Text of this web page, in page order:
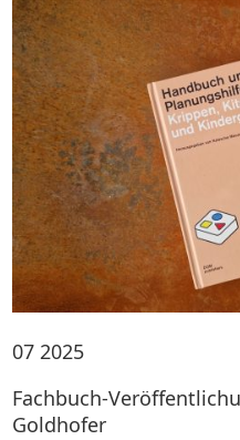
07 2025
Fachbuch-
Goldhofer